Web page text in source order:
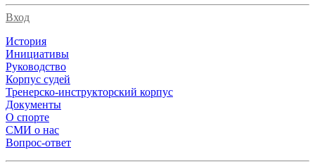
Вход
История
Инициативы
Руководство
Корпус судей
Тренерско-инструкторский корпус
Документы
О спорте
СМИ о нас
Вопрос-ответ